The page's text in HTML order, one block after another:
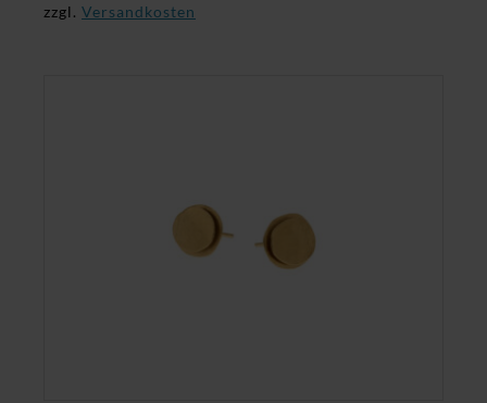
zzgl. Versandkosten